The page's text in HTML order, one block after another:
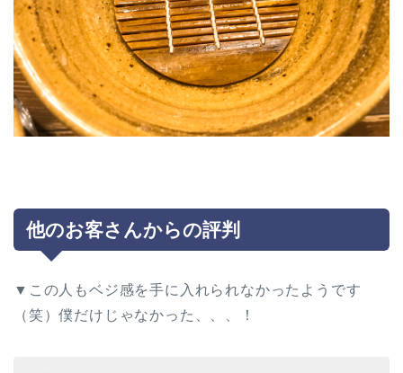
他のお客さんからの評判
▼この人もベジ感を手に入れられなかったようです
（笑）僕だけじゃなかった、、、！